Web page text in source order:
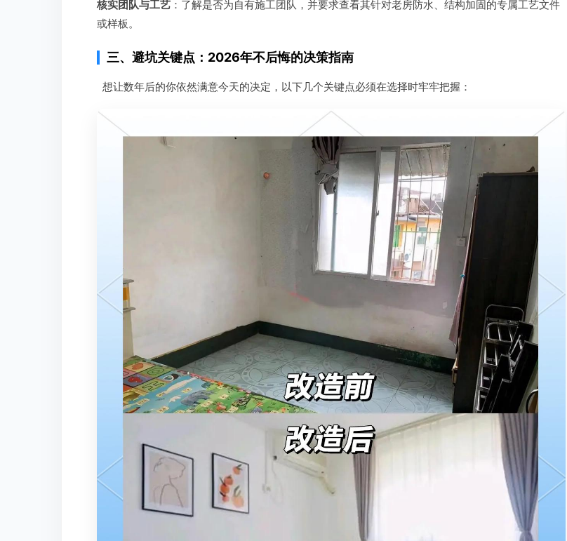
核实团队与工艺 ：了解是否为自有施工团队，并要求查看其针对老房防水、结构加固的专属工艺文件
或样板。
三、避坑关键点：2026年不后悔的决策指南
想让数年后的你依然满意今天的决定，以下几个关键点必须在选择时牢牢把握：